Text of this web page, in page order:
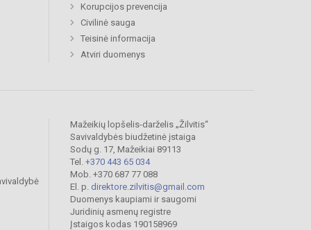
Korupcijos prevencija
Civilinė sauga
Teisinė informacija
Atviri duomenys
Mažeikių lopšelis-darželis „Žilvitis“
Savivaldybės biudžetinė įstaiga
Sodų g. 17, Mažeikiai 89113
Tel. +370 443 65 034
Mob. +370 687 77 088
El. p. direktore.zilvitis@gmail.com
Duomenys kaupiami ir saugomi
Juridinių asmenų registre
Įstaigos kodas 190158969